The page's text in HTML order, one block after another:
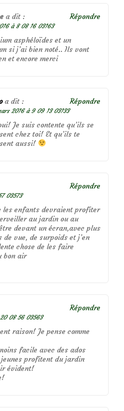
a dit :
à 8 08 16 03163
asphéloïdes et un
si j’ai bien noté.. Ils vont
et encore merci
Répondre
a dit :
2016 à 9 09 13 03133
Je suis contente qu’ils se
chez toi! Et qu’ils te
aussi!
Répondre
03573
les enfants devraient profiter
au jardin ou au
devant un écran,avec plus
vue, de surpoids et j’en
chose de les faire
bon air
Répondre
08 56 03563
raison! Je pense comme
facile avec des ados
profitent du jardin
évident!
Répondre